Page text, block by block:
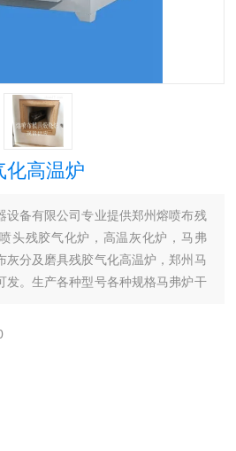
化高温炉
设备有限公司专业提供郑州熔喷布残
头残胶气化炉，高温灰化炉，马弗
灰分及磨具残胶气化高温炉，郑州马
发。生产各种型号各种规格马弗炉干